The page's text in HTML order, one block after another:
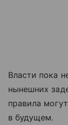
Власти пока
нынешних
правила
в будущем.